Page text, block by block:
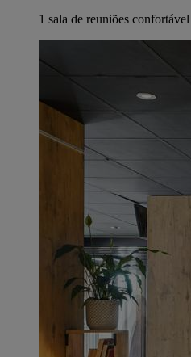
1 sala de reuniões